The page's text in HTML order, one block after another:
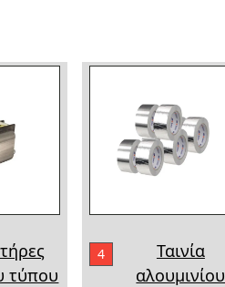
τύπου
4
Ταινία
αλουμινίου